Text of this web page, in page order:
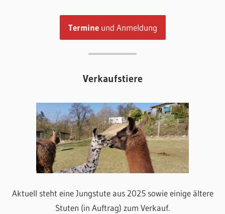
Termineund Anmeldung
Verkaufstiere
Aktuell steht eine Jungstute aus 2025 sowie einige ältere
Stuten (in Auftrag) zum Verkauf.